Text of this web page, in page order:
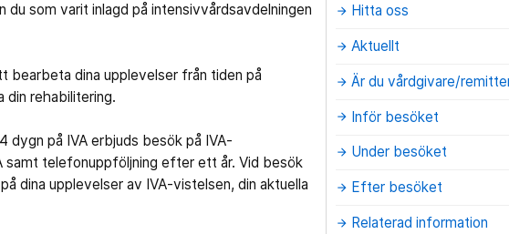
som varit inlagd på intensivvårdsavdelningen
bearbeta dina upplevelser från tiden på
din rehabilitering.
dygn på IVA erbjuds besök på IVA-
telefonuppföljning efter ett år. Vid besök
dina upplevelser av IVA-vistelsen, din aktuella
arrow_forward Hitta oss
arrow_forward Aktuellt
arrow_forward Är du vårdgivare/
arrow_forward Inför besöket
arrow_forward Under besöket
arrow_forward Efter besöket
arrow_forward Relaterad information